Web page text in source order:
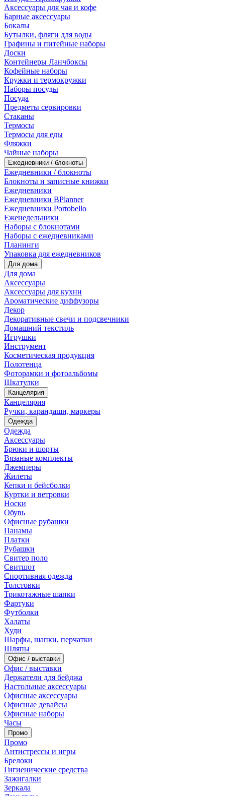
Аксессуары для чая и кофе
Барные аксессуары
Бокалы
Бутылки, фляги для воды
Графины и питейные наборы
Доски
Контейнеры Ланчбоксы
Кофейные наборы
Кружки и термокружки
Наборы посуды
Посуда
Предметы сервировки
Стаканы
Термосы
Термосы для еды
Фляжки
Чайные наборы
Ежедневники / блокноты
Ежедневники / блокноты
Блокноты и записные книжки
Ежедневники
Ежедневники BPlanner
Ежедневники Portobello
Еженедельники
Наборы с блокнотами
Наборы с ежедневниками
Планинги
Упаковка для ежедневников
Для дома
Для дома
Аксессуары
Аксессуары для кухни
Ароматические диффузоры
Декор
Декоративные свечи и подсвечники
Домашний текстиль
Игрушки
Инструмент
Косметическая продукция
Полотенца
Фоторамки и фотоальбомы
Шкатулки
Канцелярия
Канцелярия
Ручки, карандаши, маркеры
Одежда
Одежда
Аксессуары
Брюки и шорты
Вязаные комплекты
Джемперы
Жилеты
Кепки и бейсболки
Куртки и ветровки
Носки
Обувь
Офисные рубашки
Панамы
Платки
Рубашки
Свитер поло
Свитшот
Спортивная одежда
Толстовки
Трикотажные шапки
Фартуки
Футболки
Халаты
Худи
Шарфы, шапки, перчатки
Шляпы
Офис / выставки
Офис / выставки
Держатели для бейджа
Настольные аксессуары
Офисные аксессуары
Офисные девайсы
Офисные наборы
Часы
Промо
Промо
Антистрессы и игры
Брелоки
Гигиенические средства
Зажигалки
Зеркала